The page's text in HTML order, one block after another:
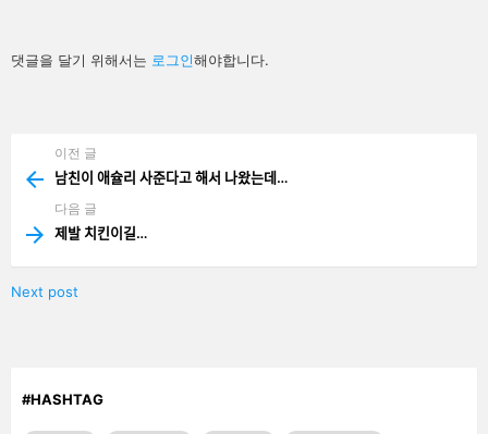
답
글
댓글을 달기 위해서는 로그인해야합니다.
more
이전 글
남친이 애슐리 사준다고 해서 나왔는데…
다음 글
제발 치킨이길…
Next post
#HASHTAG